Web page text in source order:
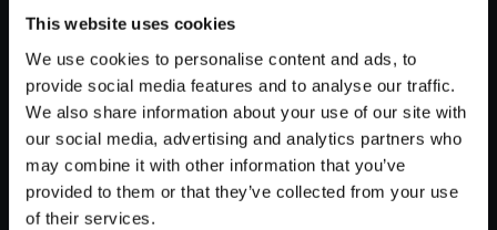
This website uses cookies
We use cookies to personalise content and ads, to
provide social media features and to analyse our traffic.
We also share information about your use of our site with
our social media, advertising and analytics partners who
may combine it with other information that you’ve
provided to them or that they’ve collected from your use
of their services.
【単曲】BIOHAZARD 7 RESID
ENT EVIL Best Track Collectio
n Love to Death